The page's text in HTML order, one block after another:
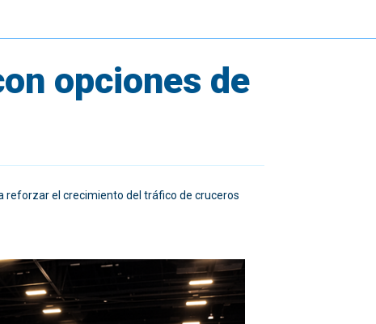
opciones de
reforzar el crecimiento del tráfico de cruceros